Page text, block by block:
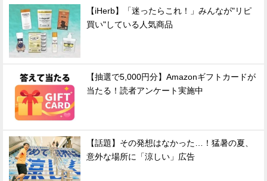
【iHerb】「迷ったらこれ！」みんなが"リピ
買い"している人気商品
【抽選で5,000円分】Amazonギフトカードが
当たる！読者アンケート実施中
【話題】その発想はなかった…！猛暑の夏、
意外な場所に「涼しい」広告